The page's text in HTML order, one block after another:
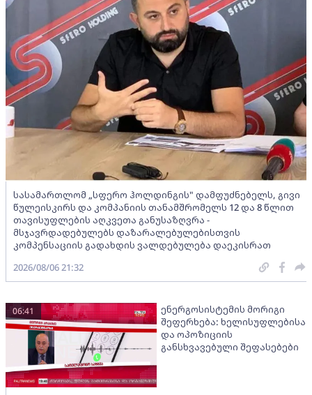
სასამართლომ „სფერო ჰოლდინგის" დამფუძნებელს, გივი
წულეისკირს და კომპანიის თანამშრომელს 12 და 8 წლით
თავისუფლების აღკვეთა განუსაზღვრა -
მსჯავრდადებულებს დაზარალებულებისთვის
კომპენსაციის გადახდის ვალდებულება დაეკისრათ
2026/08/06 21:32
ენერგოსისტემის მორიგი
შეფერხება: ხელისუფლებისა
და ოპოზიციის
განსხვავებული შეფასებები
06:41